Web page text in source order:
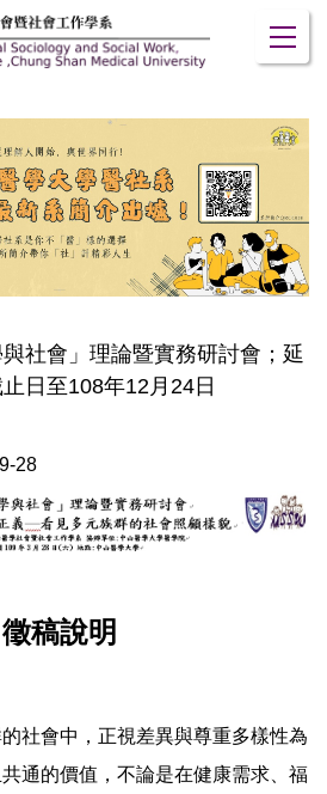
社會」理論暨實務研討會；延
日至108年12月24日
28
徵稿說明
社會中，正視差異與尊重多樣性為
通的價值，不論是在健康需求、福